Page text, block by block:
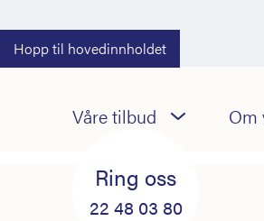
Hopp til hovedinnholdet
Våre tilbud Om
Røm til VG
Ring oss
22 48 03 80